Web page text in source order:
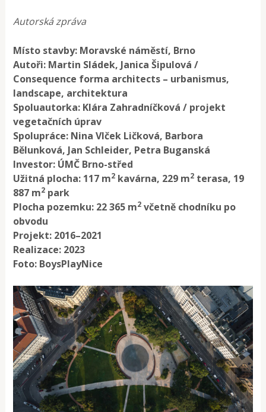
Autorská zpráva
Místo stavby: Moravské náměstí, Brno
Autoři: Martin Sládek, Janica Šipulová /
Consequence forma architects – urbanismus,
landscape, architektura
Spoluautorka: Klára Zahradníčková / projekt
vegetačních úprav
Spolupráce: Nina Vlček Ličková, Barbora
Bělunková, Jan Schleider, Petra Buganská
Investor: ÚMČ Brno-střed
Užitná plocha: 117 m2 kavárna, 229 m2 terasa, 19
887 m2 park
Plocha pozemku: 22 365 m2 včetně chodníku po
obvodu
Projekt: 2016–2021
Realizace: 2023
Foto: BoysPlayNice